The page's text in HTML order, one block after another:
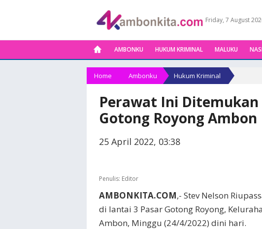
Friday, 7 August
AMBONKU HUKUM KRIMINAL MALUKU
Home Ambonku Hukum Kriminal
Perawat Ini Ditemukan
Gotong Royong Ambon
25 April 2022, 03:38
Penulis: Editor
AMBONKITA.COM,- Stev Nelson
di lantai 3 Pasar Gotong Royong,
Ambon, Minggu (24/4/2022) dini hari.